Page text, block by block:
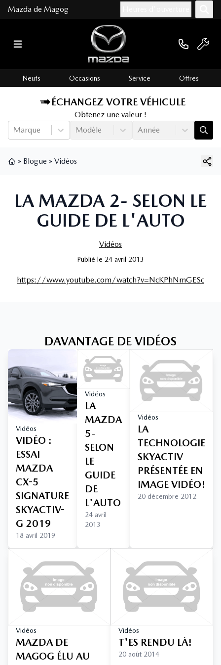
Mazda de Magog
Neufs Occasions Service Offres
ÉCHANGEZ VOTRE VÉHICULE
Obtenez une valeur !
Marque
Modèle Année
» Blogue » Vidéos
LA MAZDA 2- SELON LE
GUIDE DE L'AUTO
Vidéos
Publié le 24 avril 2013
https://www.youtube.com/watch?v=NcKPhNmGESc
DAVANTAGE DE VIDÉOS
Vidéos
VIDÉO :
ESSAI
MAZDA
CX-5
SIGNATURE
SKYACTIV-
G 2019
18 avril 2019
Vidéos
LA
MAZDA
5-
SELON
LE
GUIDE
DE
L'AUTO
24 avril
2013
Vidéos
LA
TECHNOLOGIE
SKYACTIV
PRÉSENTÉE EN
IMAGE VIDÉO!
20 décembre 2012
Vidéos
MAZDA DE
MAGOG ÉLU AU
Vidéos
T'ES RENDU LÀ!
20 août 2014